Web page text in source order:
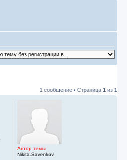
1 сообщение • Страница 1 из 1
Автор темы
Nikita.Savenkov